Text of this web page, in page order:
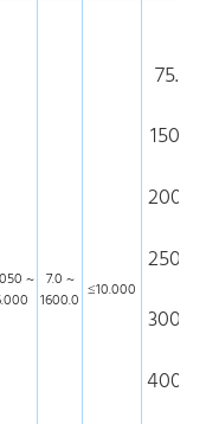
~ 7.0 ~
1600.0 ≤10.000
75.0
150.0
200.0
250.0
300.0
400.0